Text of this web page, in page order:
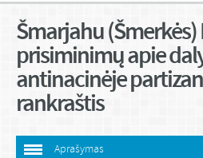
Šmarjahu
prisiminimų apie
antinacinėje
rankraštis
Aprašymas